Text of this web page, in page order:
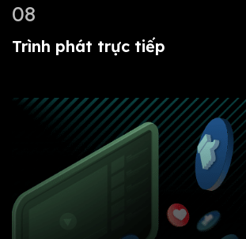
08
Trình phát trực tiếp